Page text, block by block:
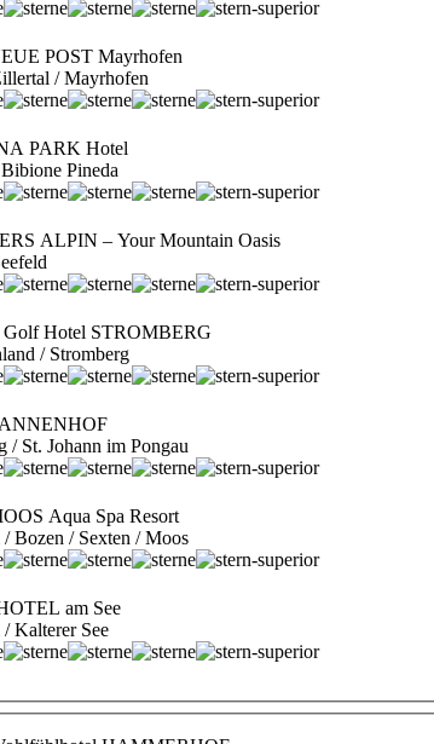
POST Mayrhofen
/ Mayrhofen
PARK Hotel
Pineda
ALPIN – Your Mountain Oasis
Hotel STROMBERG
/ Stromberg
/ St. Johann im Pongau
Aqua Spa Resort
Bozen / Sexten / Moos
am See
Kalterer See